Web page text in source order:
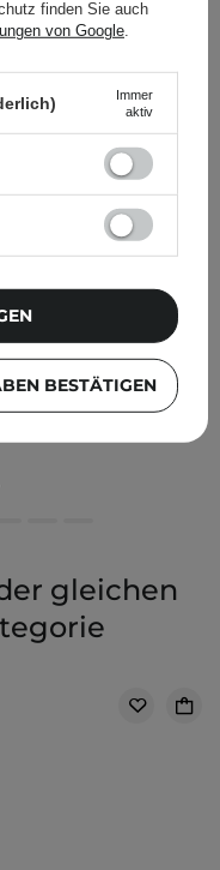
Antiaging Cream –
50ml
gleichen
finden Sie auch
von Google
Immer
aktiv
BESTÄTIGEN